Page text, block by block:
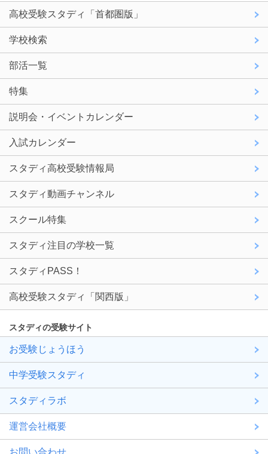
高校受験スタディ「首都圏版」
学校検索
部活一覧
特集
説明会・イベントカレンダー
入試カレンダー
スタディ高校受験情報局
スタディ動画チャンネル
スクール特集
スタディ注目の学校一覧
スタディPASS！
高校受験スタディ「関西版」
スタディの受験サイト
お受験じょうほう
中学受験スタディ
スタディラボ
運営会社概要
お問い合わせ